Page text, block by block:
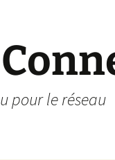
pour le réseau